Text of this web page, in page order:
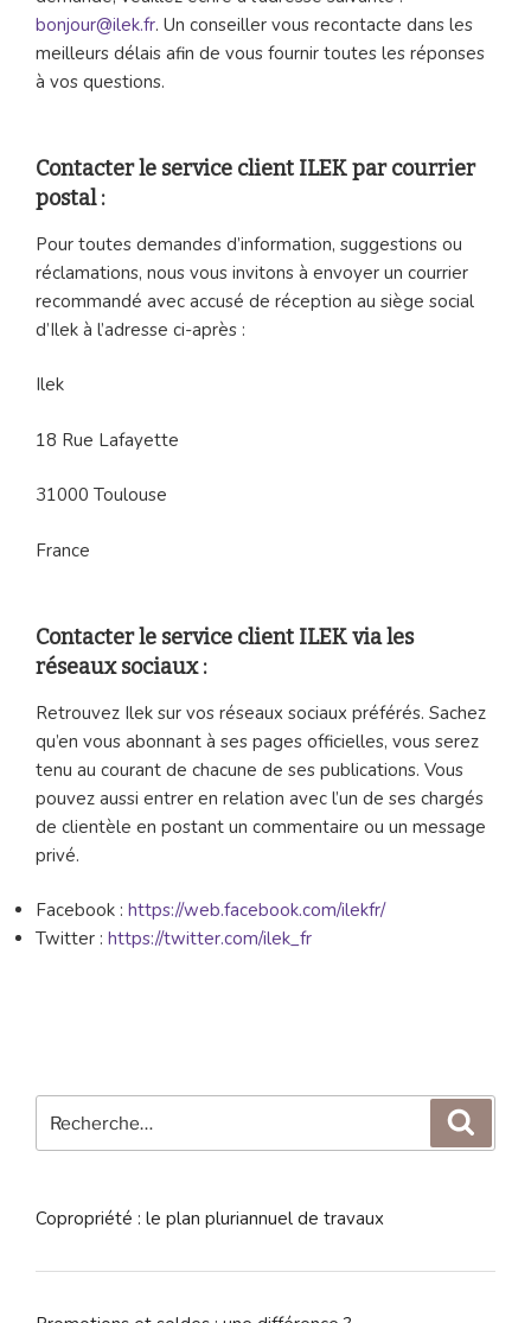
bonjour@ilek.fr. Un conseiller vous recontacte dans les
meilleurs délais afin de vous fournir toutes les réponses
à vos questions.
Contacter le service client ILEK par courrier
postal :
Pour toutes demandes d’information, suggestions ou
réclamations, nous vous invitons à envoyer un courrier
recommandé avec accusé de réception au siège social
d’Ilek à l’adresse ci-après :
Ilek
18 Rue Lafayette
31000 Toulouse
France
Contacter le service client ILEK via les
réseaux sociaux :
Retrouvez Ilek sur vos réseaux sociaux préférés. Sachez
qu’en vous abonnant à ses pages officielles, vous serez
tenu au courant de chacune de ses publications. Vous
pouvez aussi entrer en relation avec l’un de ses chargés
de clientèle en postant un commentaire ou un message
privé.
Facebook : https://web.facebook.com/ilekfr/
Twitter : https://twitter.com/ilek_fr
pour
Copropriété : le plan pluriannuel de travaux